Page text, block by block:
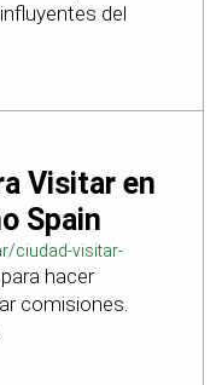
del
Visitar en
Spain
ciudad-visitar-
hacer
comisiones.